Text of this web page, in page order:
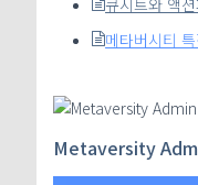
메타버시티 특
Metaversity